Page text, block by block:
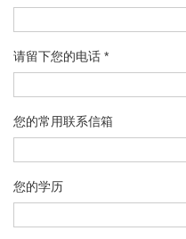
请留下您的电话 *
您的常用联系信箱
您的学历